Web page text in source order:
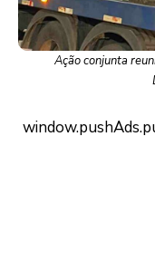
Ação conjunta